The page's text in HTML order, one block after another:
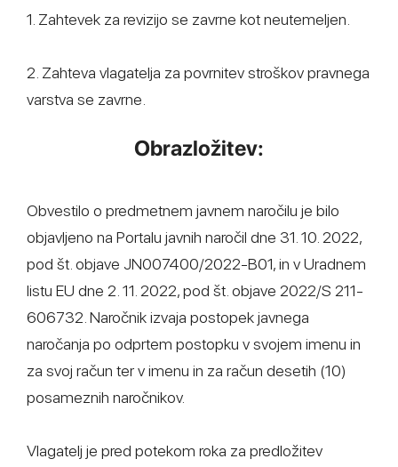
1. Zahtevek za revizijo se zavrne kot neutemeljen.
2. Zahteva vlagatelja za povrnitev stroškov pravnega
varstva se zavrne.
Obrazložitev:
Obvestilo o predmetnem javnem naročilu je bilo
objavljeno na Portalu javnih naročil dne 31. 10. 2022,
pod št. objave JN007400/2022-B01, in v Uradnem
listu EU dne 2. 11. 2022, pod št. objave 2022/S 211-
606732. Naročnik izvaja postopek javnega
naročanja po odprtem postopku v svojem imenu in
za svoj račun ter v imenu in za račun desetih (10)
posameznih naročnikov.
Vlagatelj je pred potekom roka za predložitev